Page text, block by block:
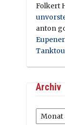
Folkert
anton
Archiv
Archiv